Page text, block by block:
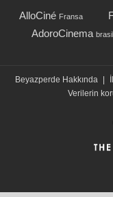
AlloCiné Fransa
AdoroCinema brasil
Beyazperde Hakkında
Verilerin